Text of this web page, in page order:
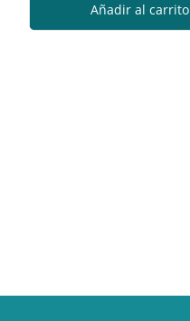
Añadir al carrito